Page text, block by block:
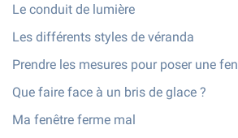
Le conduit de lumière
Les différents styles de véranda
Prendre les mesures pour poser une
Que faire face à un bris de glace ?
Ma fenêtre ferme mal